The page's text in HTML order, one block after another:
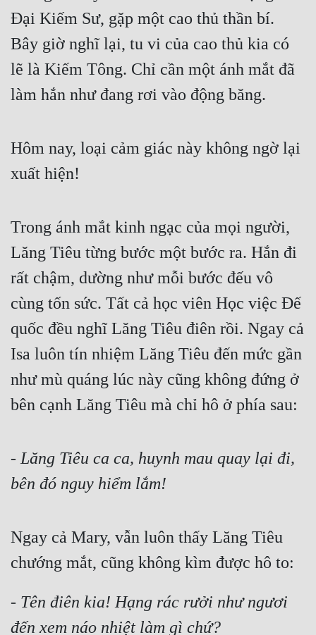
Quân Sự
Sảng Văn
Tiên Hiệp
Trinh Thám
Triều Đấu
Trùng Sinh
Trọng Sinh
Tu Chân
Tu Tiên
Võng Du
Xuyên Nhanh
Xuyên Sách
Đại Kiếm Sư, gặp một cao thủ thần bí.
Bây giờ nghĩ lại, tu vi của cao thủ kia có
lẽ là Kiếm Tông. Chỉ cần một ánh mắt đã
làm hắn như đang rơi vào động băng.
Hôm nay, loại cảm giác này không ngờ lại
xuất hiện!
Trong ánh mắt kinh ngạc của mọi người,
Lăng Tiêu từng bước một bước ra. Hắn đi
rất chậm, dường như mỗi bước đếu vô
cùng tốn sức. Tất cả học viên Học việc Đế
quốc đều nghĩ Lăng Tiêu điên rồi. Ngay cả
Isa luôn tín nhiệm Lăng Tiêu đến mức gần
như mù quáng lúc này cũng không đứng ở
bên cạnh Lăng Tiêu mà chỉ hô ở phía sau:
- Lăng Tiêu ca ca, huynh mau quay lại đi,
bên đó nguy hiểm lắm!
Ngay cả Mary, vẫn luôn thấy Lăng Tiêu
chướng mắt, cũng không kìm được hô to:
- Tên điên kia! Hạng rác rưởi như ngươi
đến xem náo nhiệt làm gì chứ?